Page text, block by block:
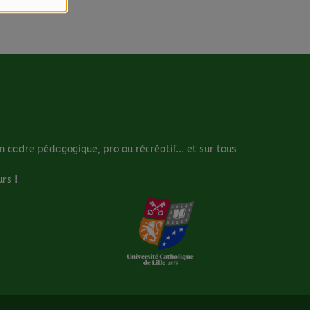
cadre pédagogique, pro ou récréatif... et sur tous
!